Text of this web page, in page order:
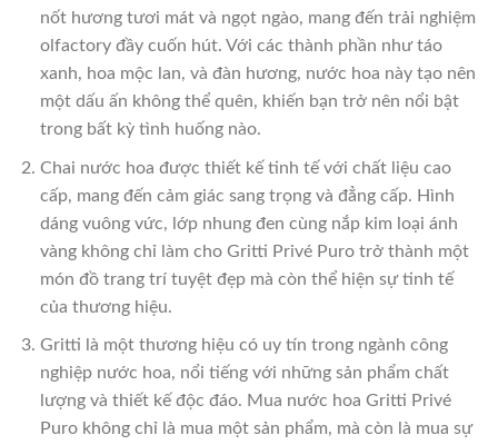
nốt hương tươi mát và ngọt ngào, mang đến trải nghiệm
olfactory đầy cuốn hút. Với các thành phần như táo
xanh, hoa mộc lan, và đàn hương, nước hoa này tạo nên
một dấu ấn không thể quên, khiến bạn trở nên nổi bật
trong bất kỳ tình huống nào.
Chai nước hoa được thiết kế tinh tế với chất liệu cao
cấp, mang đến cảm giác sang trọng và đẳng cấp. Hình
dáng vuông vức, lớp nhung đen cùng nắp kim loại ánh
vàng không chỉ làm cho Gritti Privé Puro trở thành một
món đồ trang trí tuyệt đẹp mà còn thể hiện sự tinh tế
của thương hiệu.
Gritti là một thương hiệu có uy tín trong ngành công
nghiệp nước hoa, nổi tiếng với những sản phẩm chất
lượng và thiết kế độc đáo. Mua nước hoa Gritti Privé
Puro không chỉ là mua một sản phẩm, mà còn là mua sự